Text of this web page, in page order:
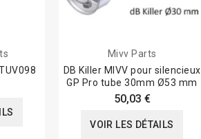
Mivv Parts
DB Killer MIVV pour silencieux
GP Pro tube 30mm Ø53 mm
50,03 €
VOIR LES DÉTAILS